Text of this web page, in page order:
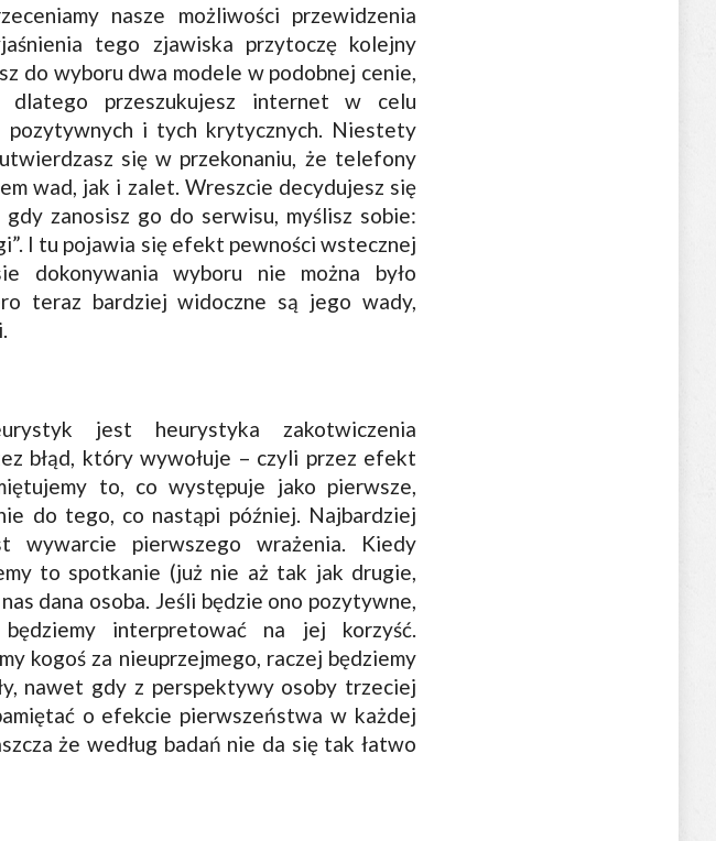
nasze możliwości przewidzenia
tego zjawiska przytoczę kolejny
do wyboru dwa modele w podobnej cenie,
dlatego przeszukujesz internet w celu
pozytywnych i tych krytycznych. Niestety
się w przekonaniu, że telefony
wad, jak i zalet. Wreszcie decydujesz się
zanosisz go do serwisu, myślisz sobie:
I tu pojawia się efekt pewności wstecznej
dokonywania wyboru nie można było
teraz bardziej widoczne są jego wady,
jest heurystyka zakotwiczenia
błąd, który wywołuje – czyli przez efekt
to, co występuje jako pierwsze,
do tego, co nastąpi później. Najbardziej
wywarcie pierwszego wrażenia. Kiedy
to spotkanie (już nie aż tak jak drugie,
dana osoba. Jeśli będzie ono pozytywne,
interpretować na jej korzyść.
kogoś za nieuprzejmego, raczej będziemy
nawet gdy z perspektywy osoby trzeciej
o efekcie pierwszeństwa w każdej
że według badań nie da się tak łatwo